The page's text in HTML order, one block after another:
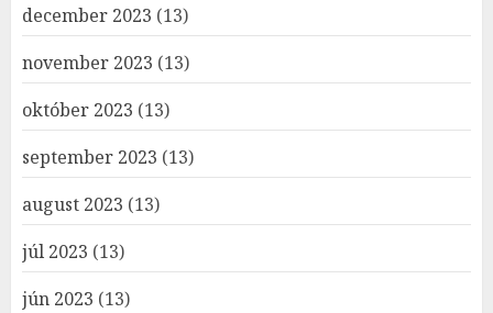
december 2023 (13)
november 2023 (13)
október 2023 (13)
september 2023 (13)
august 2023 (13)
júl 2023 (13)
jún 2023 (13)